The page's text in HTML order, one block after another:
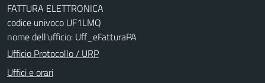
FATTURA ELETTRONICA
codice univoco UF1LMQ
nome dell'ufficio: Uff_eFatturaPA
Ufficio Protocollo / URP
Uffici e orari